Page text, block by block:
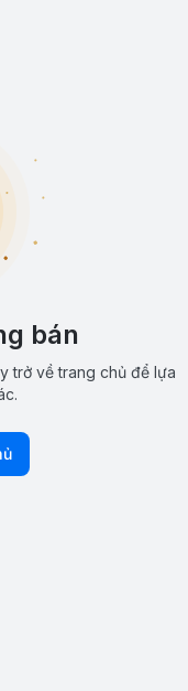
bán
trở về trang chủ để lựa